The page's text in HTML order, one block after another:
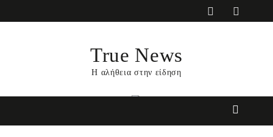
to
True News
Η αλήθεια στην είδηση